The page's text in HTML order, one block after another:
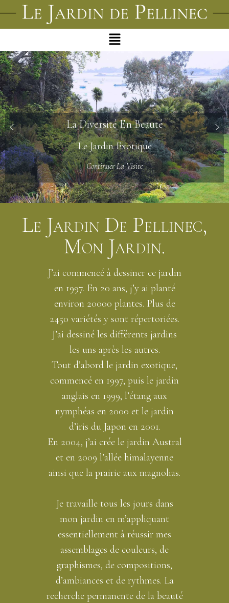
La Diversité En Beauté
Le Jardin Exotique
Continuer La Visite
Le Jardin De Pellinec,
Mon Jardin.
J’ai commencé à dessiner ce jardin
en 1997. En 20 ans, j’y ai planté
environ 20000 plantes. Plus de
2450 variétés y sont répertoriées.
J’ai dessiné les différents jardins
les uns après les autres.
Tout d’abord le jardin exotique,
commencé en 1997, puis le jardin
anglais en 1999, l’étang aux
nymphéas en 2000 et le jardin
d’iris du Japon en 2001.
En 2004, j’ai crée le jardin Austral
et en 2009 l’allée himalayenne
ainsi que la prairie aux magnolias.
Je travaille tous les jours dans
mon jardin en m’appliquant
essentiellement à réussir mes
assemblages de couleurs, de
graphismes, de compositions,
d’ambiances et de rythmes. La
recherche permanente de la beauté